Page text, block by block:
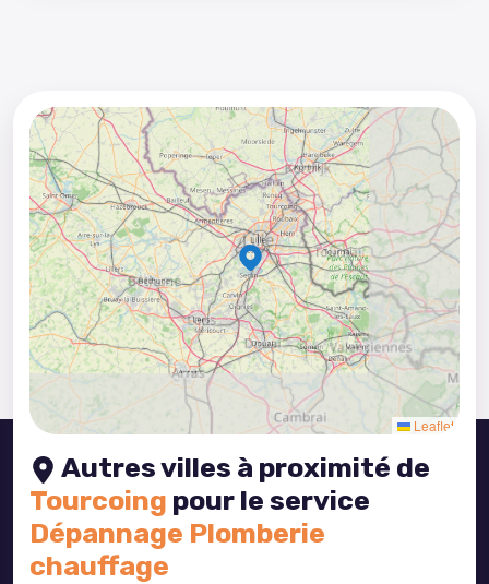
3
4
5
3
2
5
8
Leaflet
Autres villes à proximité de
Tourcoing pour le service
Dépannage Plomberie
chauffage